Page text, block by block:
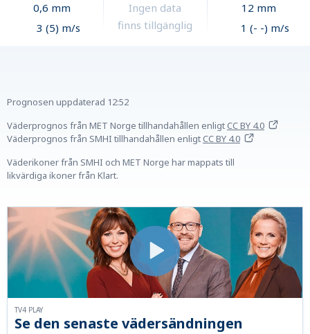
0,6 mm
3 (5) m/s
Ingen data
finns tillgänglig
12 mm
1 (- -) m/s
Prognosen uppdaterad 12:52
Väderprognos från MET Norge tillhandahållen enligtCC BY 4.0
Väderprognos från SMHI tillhandahållen enligtCC BY 4.0
Väderikoner från SMHI och MET Norge har mappats till
likvärdiga ikoner från Klart.
Se den senaste vädersändningen
TV4 PLAY